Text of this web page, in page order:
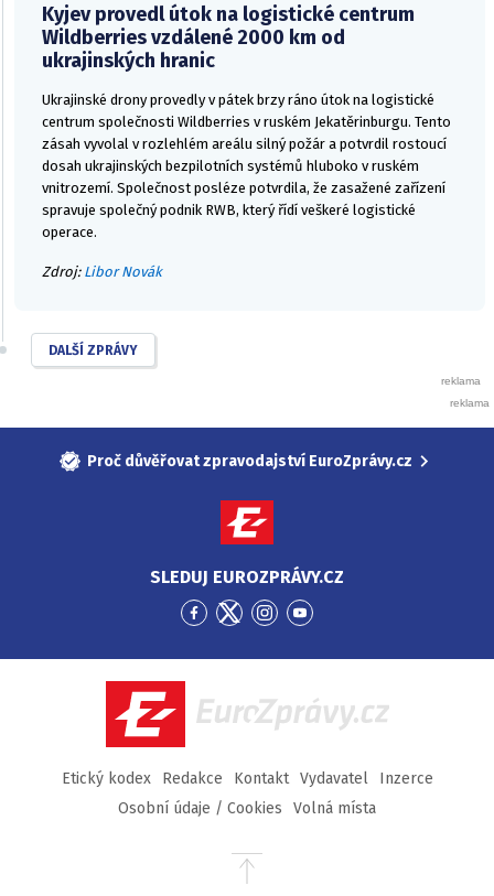
Kyjev provedl útok na logistické centrum
Wildberries vzdálené 2000 km od
ukrajinských hranic
Ukrajinské drony provedly v pátek brzy ráno útok na logistické
centrum společnosti Wildberries v ruském Jekatěrinburgu. Tento
zásah vyvolal v rozlehlém areálu silný požár a potvrdil rostoucí
dosah ukrajinských bezpilotních systémů hluboko v ruském
vnitrozemí. Společnost posléze potvrdila, že zasažené zařízení
spravuje společný podnik RWB, který řídí veškeré logistické
operace.
Zdroj: Libor Novák
DALŠÍ ZPRÁVY
Proč důvěřovat zpravodajství EuroZprávy.cz
SLEDUJ EUROZPRÁVY.CZ
Přejít
Facebook
Přejít
Twitter
Přejít
Instagram
Přejít
YouTube
EuroZprávy.cz
Etický kodex Redakce Kontakt Vydavatel
Inzerce
Osobní údaje / Cookies
Volná místa
Přejít